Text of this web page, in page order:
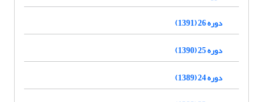
دوره 26 (1391)
دوره 25 (1390)
دوره 24 (1389)